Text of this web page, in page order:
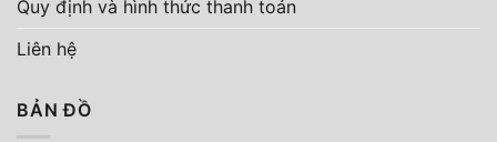
Quy định và hình thức thanh toán
Liên hệ
BẢN ĐỒ